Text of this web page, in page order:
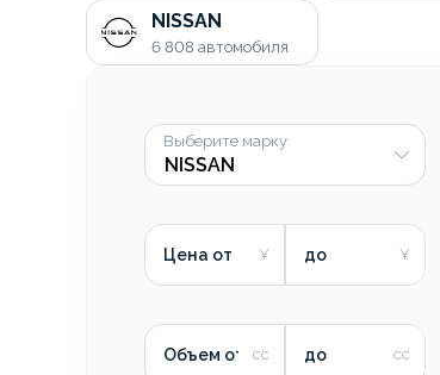
NISSAN
6 808 автомобиля
Выберите марку
Цена от до
Объем от до